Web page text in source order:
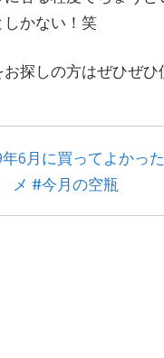
かない！笑
探しの方はぜひぜひ
6月に買ってよかっ
メ #今月の空瓶